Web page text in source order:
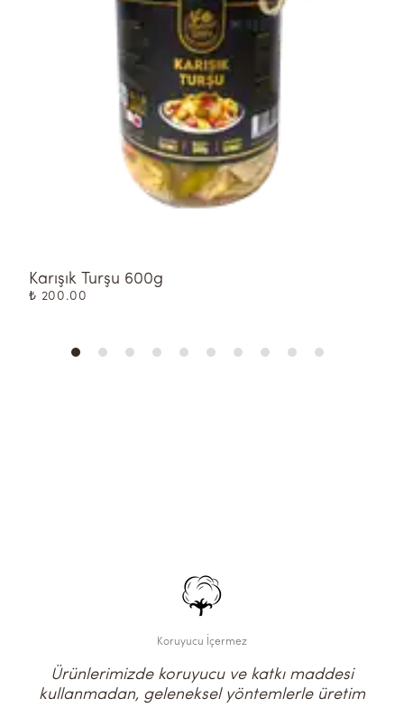
Karışık Turşu 600g
₺ 200.00
Koruyucu İçermez
Ürünlerimizde koruyucu ve katkı maddesi
kullanmadan, geleneksel yöntemlerle üretim